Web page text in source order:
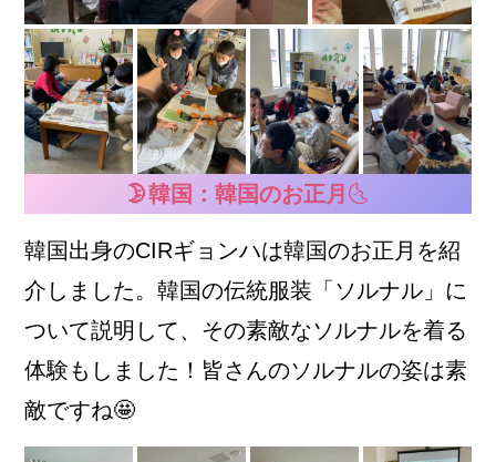
🌛韓国：韓国のお正月 🌜
韓国出身のCIRギョンハは韓国のお正月を紹
介しました。韓国の伝統服装「ソルナル」に
ついて説明して、その素敵なソルナルを着る
体験もしました！皆さんのソルナルの姿は素
敵ですね🤩